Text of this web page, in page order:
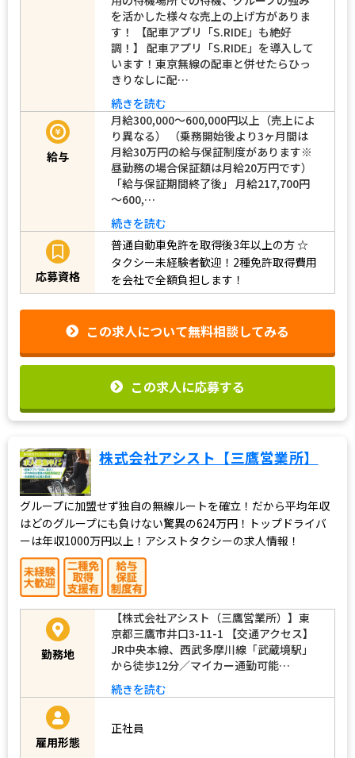
を活かした様々な売上の上げ方がありま
す！ 【配車アプリ「S.RIDE」も絶好
調！】 配車アプリ「S.RIDE」を導入して
います！東京無線の配車と併せたらひっ
きりなしに配…
続きを読む
給与
月給300,000～600,000円以上（売上によ
り異なる） （乗務開始後より3ヶ月間は
月給30万円の給与保証制度があります※
昼勤務の場合保証額は月給20万円です）
「給与保証期間終了後」 月給217,700円
～600,…
続きを読む
応募資格
普通自動車免許を取得後3年以上の方☆
タクシー未経験者歓迎！2種免許取得費用
を会社で全額負担します！
この求人について無料相談してみる
この求人に応募する
株式会社アシスト【三鷹営業所】
グループに加盟せず独自の無線ルートを確立！だから平均年収
はどのグループにも負けない驚異の624万円！トップドライバ
ーは年収1000万円以上！アシストタクシーの求人情報！
勤務地
【株式会社アシスト（三鷹営業所）】東
京都三鷹市井口3-11-1 【交通アクセス】
JR中央本線、西武多摩川線「武蔵境駅」
から徒歩12分／マイカー通勤可能…
続きを読む
雇用形態
正社員